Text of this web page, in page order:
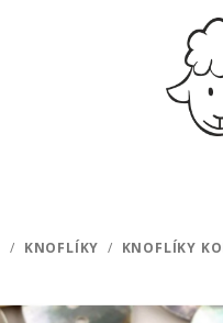
/ KNOFLÍKY / KNOFLÍKY